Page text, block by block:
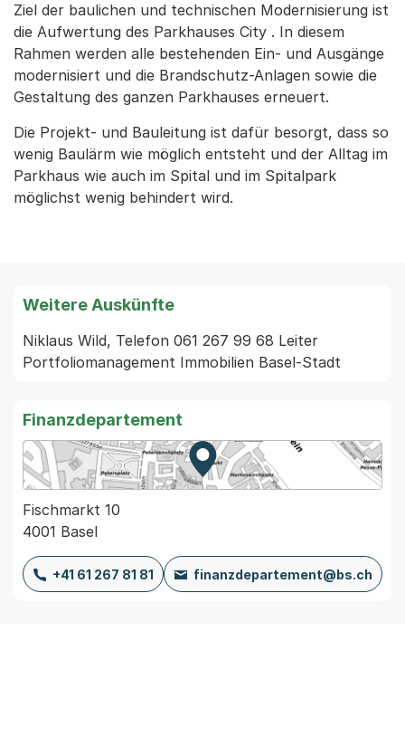
Ziel der baulichen und technischen Modernisierung ist
die Aufwertung des Parkhauses City . In diesem
Rahmen werden alle bestehenden Ein- und Ausgänge
modernisiert und die Brandschutz-Anlagen sowie die
Gestaltung des ganzen Parkhauses erneuert.
Die Projekt- und Bauleitung ist dafür besorgt, dass so
wenig Baulärm wie möglich entsteht und der Alltag im
Parkhaus wie auch im Spital und im Spitalpark
möglichst wenig behindert wird.
Weitere Auskünfte
Niklaus Wild, Telefon 061 267 99 68 Leiter
Portfoliomanagement Immobilien Basel-Stadt
Finanzdepartement
Zur Karte von MapBS.
Externer Link, wird in einem
Fischmarkt 10
4001 Basel
+41 61 267 81 81 finanzdepartement@bs.ch